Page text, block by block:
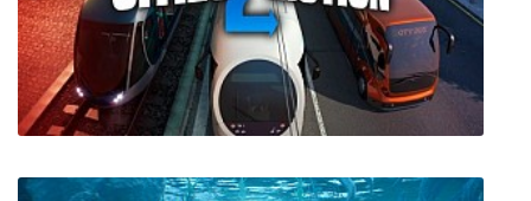
Pleiades - A Subversion Saga Game